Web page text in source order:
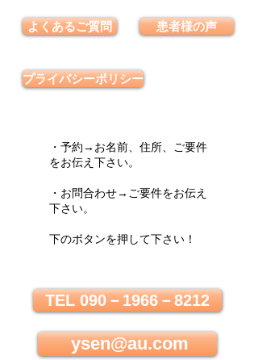
よくあるご質問 患者様の声
プライバシーポリシー
・予約→お名前、住所、ご要件
をお伝え下さい。
・お問合わせ→ご要件をお伝え
下さい。
下のボタンを押して下さい！
TEL 090－1966－8212
ysen@au.com